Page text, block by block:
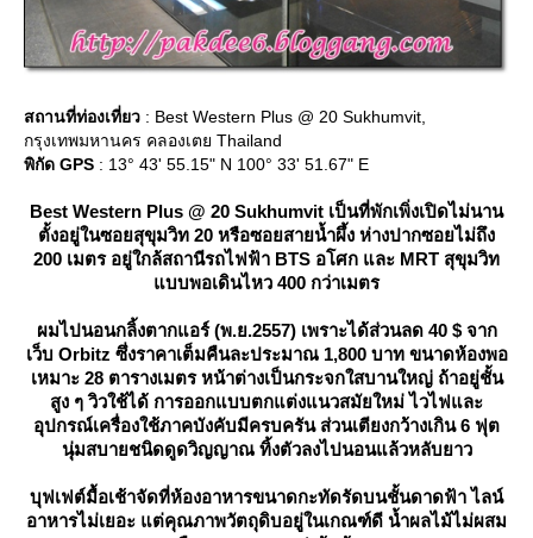
สถานที่ท่องเที่ยว : Best Western Plus @ 20 Sukhumvit,
กรุงเทพมหานคร คลองเตย Thailand
พิกัด GPS : 13° 43' 55.15" N 100° 33' 51.67" E
Best Western Plus @ 20 Sukhumvit เป็นที่พักเพิ่งเปิดไม่นาน
ตั้งอยู่ในซอยสุขุมวิท 20 หรือซอยสายน้ำผึ้ง ห่างปากซอยไม่ถึง
200 เมตร อยู่ใกล้สถานีรถไฟฟ้า BTS อโศก และ MRT สุขุมวิท
บบพอเดินไหว 400 กว่าเมตร
ผมไปนอนกลิ้งตากแอร์ (พ.ย.2557) เพราะได้ส่วนลด 40 $ จาก
เว็บ Orbitz ซึ่งราคาเต็มคืนละประมาณ 1,800 บาท ขนาดห้องพอ
เหมาะ 28 ตารางเมตร หน้าต่างเป็นกระจกใสบานใหญ่ ถ้าอยู่ชั้น
สูง ๆ วิวใช้ได้ การออกแบบตกแต่งแนวสมัยใหม่ ไวไฟและ
อุปกรณ์เครื่องใช้ภาคบังคับมีครบครัน ส่วนเตียงกว้างเกิน 6 ฟุต
นุ่มสบายชนิดดูดวิญญาณ ทิ้งตัวลงไปนอนแล้วหลับยาว
บุฟเฟต์มื้อเช้าจัดที่ห้องอาหารขนาดกะทัดรัดบนชั้นดาดฟ้า ไลน์
อาหารไม่เยอะ แต่คุณภาพวัตถุดิบอยู่ในเกณฑ์ดี น้ำผลไม้ไม่ผสม